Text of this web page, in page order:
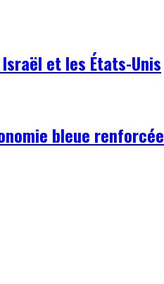
et les États-Unis
bleue renforcée